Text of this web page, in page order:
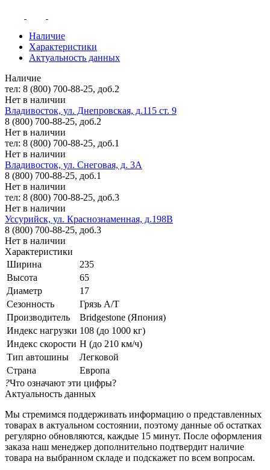
Наличие
Характеристики
Актуальность данных
Наличие
тел: 8 (800) 700-88-25, доб.2
Нет в наличии
Владивосток, ул. Днепровская, д.115 ст. 9
8 (800) 700-88-25, доб.2
Нет в наличии
тел: 8 (800) 700-88-25, доб.1
Нет в наличии
Владивосток, ул. Снеговая, д. 3А
8 (800) 700-88-25, доб.1
Нет в наличии
тел: 8 (800) 700-88-25, доб.3
Нет в наличии
Уссурийск, ул. Краснознаменная, д.198В
8 (800) 700-88-25, доб.3
Нет в наличии
Характеристики
Ширина
235
Высота
65
Диаметр
17
Сезонность
Грязь A/T
Производитель
Bridgestone (Япония)
Индекс нагрузки 108 (до 1000 кг)
Индекс скорости H (до 210 км/ч)
Тип автошины
Легковой
Страна
Европа
?Что означают эти цифры?
Актуальность данных
Мы стремимся поддерживать информацию о представленных
товарах в актуальном состоянии, поэтому данные об остатках
регулярно обновляются, каждые 15 минут. После оформления
заказа наш менеджер дополнительно подтвердит наличие
товара на выбранном складе и подскажет по всем вопросам.